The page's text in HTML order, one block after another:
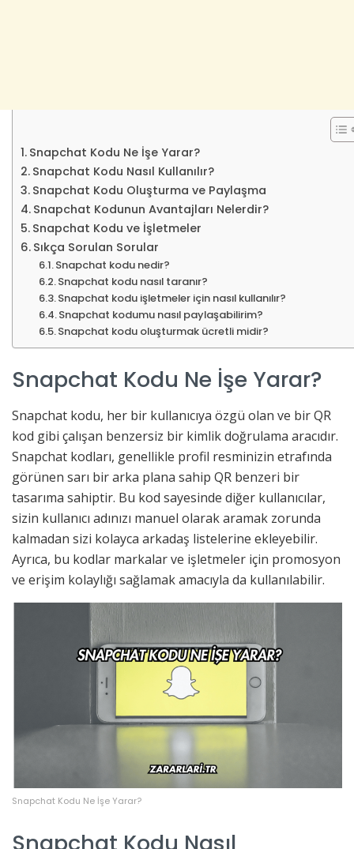
Snapchat Kodu Ne İşe Yarar?
Snapchat Kodu Nasıl Kullanılır?
Snapchat Kodu Oluşturma ve Paylaşma
Snapchat Kodunun Avantajları Nelerdir?
Snapchat Kodu ve İşletmeler
Sıkça Sorulan Sorular
Snapchat kodu nedir?
Snapchat kodu nasıl taranır?
Snapchat kodu işletmeler için nasıl kullanılır?
Snapchat kodumu nasıl paylaşabilirim?
Snapchat kodu oluşturmak ücretli midir?
Snapchat Kodu Ne İşe Yarar?
Snapchat kodu, her bir kullanıcıya özgü olan ve bir QR
kod gibi çalışan benzersiz bir kimlik doğrulama aracıdır.
Snapchat kodları, genellikle profil resminizin etrafında
görünen sarı bir arka plana sahip QR benzeri bir
tasarıma sahiptir. Bu kod sayesinde diğer kullanıcılar,
sizin kullanıcı adınızı manuel olarak aramak zorunda
kalmadan sizi kolayca arkadaş listelerine ekleyebilir.
Ayrıca, bu kodlar markalar ve işletmeler için promosyon
ve erişim kolaylığı sağlamak amacıyla da kullanılabilir.
Snapchat Kodu Ne İşe Yarar?